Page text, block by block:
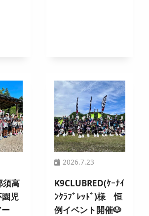
高
園児
2026.7.23
K9CLUBRED(ｹｰﾅｲ
ﾝｸﾗﾌﾞﾚｯﾄﾞ)様 恒
例イベント開催🐶